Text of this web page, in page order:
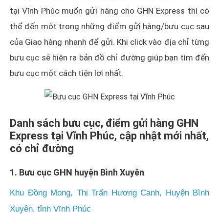
tại Vĩnh Phúc muốn gửi hàng cho GHN Express thì có
thể đến một trong những điểm gửi hàng/bưu cục sau
của Giao hàng nhanh để gửi. Khi click vào địa chỉ từng
bưu cục sẽ hiện ra bản đồ chỉ đường giúp bạn tìm đến
bưu cục một cách tiện lợi nhất.
Danh sách bưu cục, điểm gửi hàng GHN
Express tại Vĩnh Phúc, cập nhật mới nhất,
có chỉ đường
1. Bưu cục GHN huyện Bình Xuyên
Khu Đồng Mong, Thị Trấn Hương Canh, Huyện Bình
Xuyên, tỉnh Vĩnh Phúc